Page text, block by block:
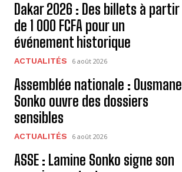
Dakar 2026 : Des billets à partir
de 1 000 FCFA pour un
événement historique
ACTUALITÉS 6 août 2026
Assemblée nationale : Ousmane
Sonko ouvre des dossiers
sensibles
ACTUALITÉS 6 août 2026
ASSE : Lamine Sonko signe son